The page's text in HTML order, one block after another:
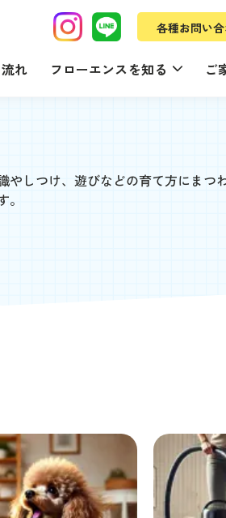
各種お問い
れ フローエンスを知る ご
やしつけ、遊びなどの育て方にまつ